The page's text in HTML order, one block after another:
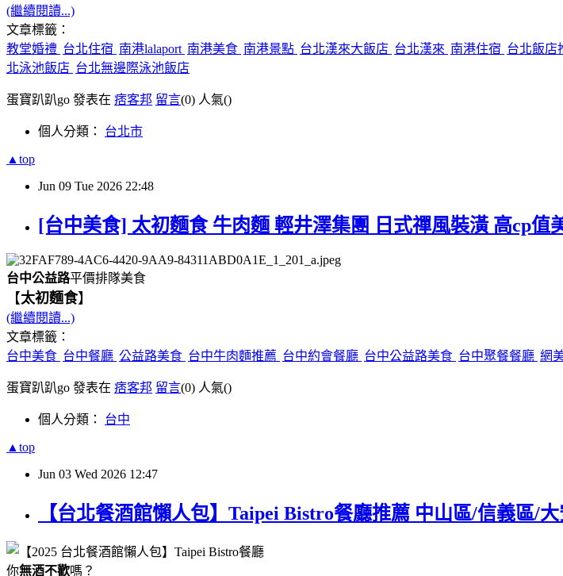
(繼續閱讀...)
文章標籤：
教堂婚禮 台北住宿 南港lalaport 南港美食 南港景點 台北漢來大飯店 台北漢來 南港住宿 台北飯店
北泳池飯店 台北無邊際泳池飯店
蛋寶趴趴go 發表在 痞客邦 留言(0) 人氣()
個人分類： 台北市
▲top
Jun 09 Tue 2026 22:48
[台中美食] 太初麵食 牛肉麵 輕井澤集團 日式禪風裝潢 高cp值
台中公益路平價排隊美食
【太初麵食】
(繼續閱讀...)
文章標籤：
台中美食 台中餐廳 公益路美食 台中牛肉麵推薦 台中約會餐廳 台中公益路美食 台中聚餐餐廳 網
蛋寶趴趴go 發表在 痞客邦 留言(0) 人氣()
個人分類： 台中
▲top
Jun 03 Wed 2026 12:47
【台北餐酒館懶人包】Taipei Bistro餐廳推薦 中山區/信義區/
你無酒不歡嗎？